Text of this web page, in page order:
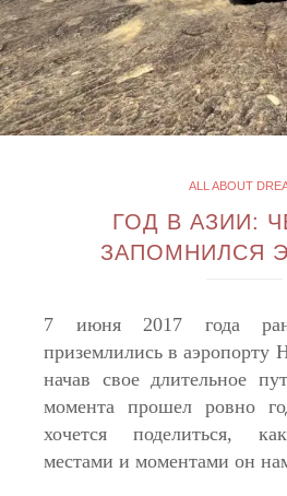
ALL ABOUT
ГОД В АЗИИ:
ЗАПОМНИЛСЯ
7 июня 2017 года
приземлились в
начав свое длительное
момента прошел ровно
хочется поделиться,
местами и моментами он